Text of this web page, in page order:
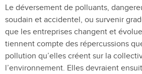
Le déversement de polluants,
soudain et accidentel, ou survenir
que les entreprises changent et
tiennent compte des répercussions
pollution qu’elles créent sur la
l’environnement. Elles devraient